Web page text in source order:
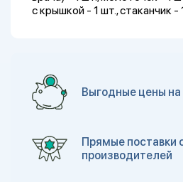
с крышкой - 1 шт., стаканчик -
Выгодные цены на
Прямые поставки
производителей